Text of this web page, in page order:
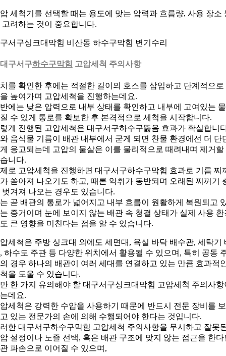
세척기를 선택할 때는 용도에 맞는 압력과 흐름량, 사용 장소
고려하는 것이 중요합니다.
서구싱크대막힘 비산동 하수구막힘 변기수리
구서구하수구막힘 고압세척 주의사항
를 확인한 후에는 적절한 길이의 호스를 삽입하고 단계적으로
높여가며 고압세척을 진행하는데요.
에는 낮은 압력으로 내부 상태를 확인하고 내부에 고여있는
수 있게 통로를 확보한 후 본격적으로 세척을 시작합니다.
게 진행된 고압세척은 대구서구하수구뚫음 효과가 확실합니
음식물 기름이 배관 내부에서 굳게 되면 찬물 환경에선 더 단
응고되는데 고압의 물살은 이를 물리적으로 때려내며 제거할
니다.
로 고압세척을 진행하면 대구서구하수구막힘 효과로 기름 찌
쏟아져 나오기도 하고, 때론 악취가 동반되며 오래된 찌꺼기
벗겨져 나오는 경우도 있습니다.
곧 배관의 통로가 넓어지고 내부 흐름이 원활하게 복원되고
증거이며 눈에 보이지 않는 배관 속 청결 상태가 실제 사용 환
큰 영향을 미친다는 점을 알 수 있습니다.
세척은 주방 싱크대 외에도 세면대, 욕실 바닥 배수관, 세탁기
하수도 주관 등 다양한 위치에서 활용될 수 있으며, 특히 공동
경우 하나의 배관이 여러 세대를 연결하고 있는 만큼 효과적
을 도울 수 있습니다.
한 가지 유의해야 할 대구서구싱크대막힘 고압세척 주의사항
데요.
세척은 강력한 수압을 사용하기 때문에 반드시 전문 장비를
있는 전문가의 손에 의해 수행되어야 한다는 것입니다.
한 대구서구하수구막힘 고압세척 주의사항을 무시하고 잘못
설정이나 노즐 선택, 혹은 배관 구조에 맞지 않는 접근을 한다
파손으로 이어질 수 있으며,